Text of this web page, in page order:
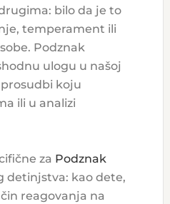
bilo da je to
temperament ili
Podznak
ulogu u našoj
koju
ili u analizi
za Podznak
detinjstva: kao dete,
reagovanja na